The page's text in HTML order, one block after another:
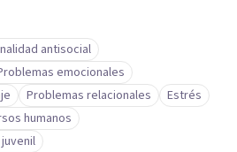
antisocial
emocionales
Problemas relacionales
Estrés
humanos